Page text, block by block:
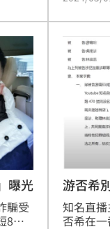
算放
的演員
開眼界
神明一
趣。」
曝光
騙受
8年
游否希
底
知名直
否希在